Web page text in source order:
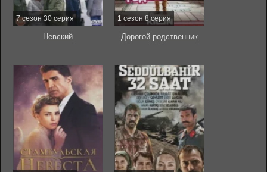
7 сезон 30 серия
Невский
1 сезон 8 серия
Дорогой родственник